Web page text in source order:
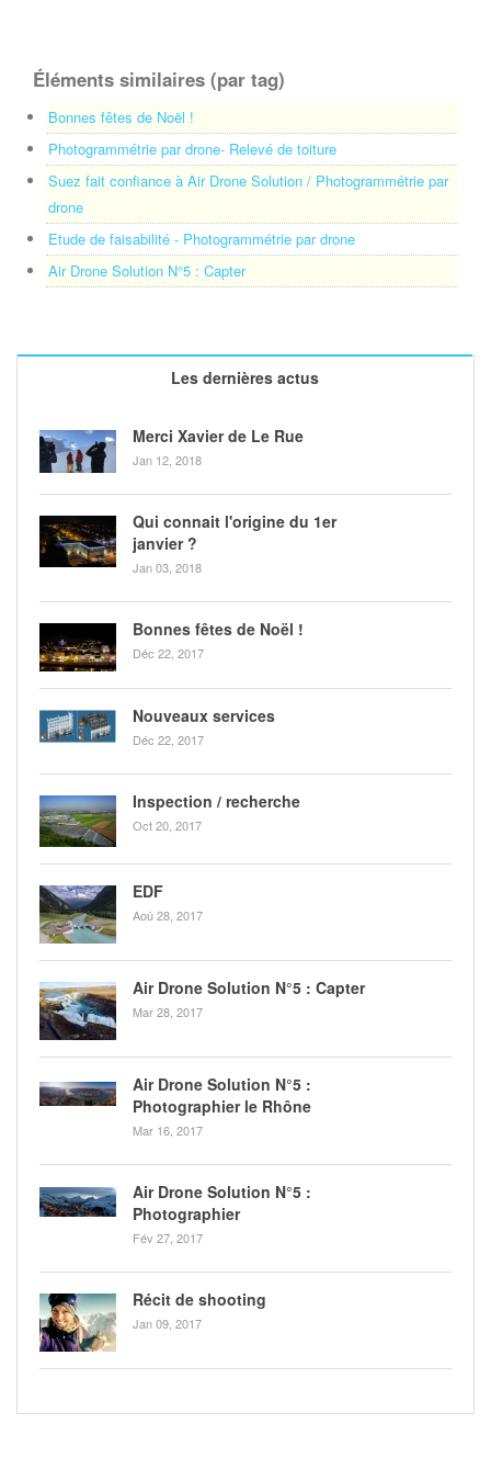
Éléments similaires (par tag)
Bonnes fêtes de Noël !
Photogrammétrie par drone- Relevé de toiture
Suez fait confiance à Air Drone Solution / Photogrammétrie par
drone
Etude de faisabilité - Photogrammétrie par drone
Air Drone Solution N°5 : Capter
Les dernières actus
Merci Xavier de Le Rue
Jan 12, 2018
Qui connait l'origine du 1er
janvier ?
Jan 03, 2018
Bonnes fêtes de Noël !
Déc 22, 2017
Nouveaux services
Déc 22, 2017
Inspection / recherche
Oct 20, 2017
EDF
Aoû 28, 2017
Air Drone Solution N°5 : Capter
Mar 28, 2017
Air Drone Solution N°5 :
Photographier le Rhône
Mar 16, 2017
Air Drone Solution N°5 :
Photographier
Fév 27, 2017
Récit de shooting
Jan 09, 2017